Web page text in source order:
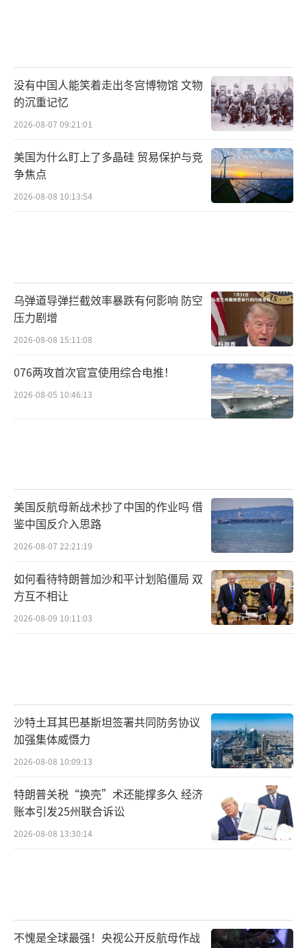
中国官方对斯塔默的整个亚洲之行表现出
冷静观察、聚焦自身的态度。外交部发言人对
于斯塔默访日的提问回应克制和平和，表
示“中国希望国与国之间发展关系，应有利于
地区的和平、稳定与发展”。这种回应方式体
现了中国对国际关系复杂性的充分认知及其自
身发展路径的定力。
战略支点和经济机会。斯塔默推动与中国关系
的缓和与务实合作，很大程度上是出于对冲国
际风险、提振英国经济的现实需求。这是一种
基于国家利益的理性选择，而非意识形态的突
然转变。
中国国际问题研究院的亚太研究所学者认
许多国家都在试图进行一种“平衡术”，在经
济上希望从中国获得实在的好处，在政治上则
向传统的安全盟友靠拢，试图两头得益。这种
策略本身充满内在矛盾，其可持续性取决于多
方博弈的动态变化。
在斯塔默访问期间，中方领导人在与他会
谈时再次阐述了中方一贯的立场：各国制定对
方欢迎一切基于相互尊重、平等互利的务实合
作。
北京外国语大学的一位国际关系教授指
出，中英双方在此次访问中实际上达成了一种
务实的默契，即暂时搁置一些最复杂、最敏感
的地缘政治分歧，优先推动那些对两国人民和
国牛肉可能重返中国市场等具体进展，就是这
没有中国人能笑着走出冬宫博物馆 文物
的沉重记忆
2026-08-07 09:21:01
美国为什么盯上了多晶硅 贸易保护与竞
争焦点
2026-08-08 10:13:54
乌弹道导弹拦截效率暴跌有何影响 防空
压力剧增
2026-08-08 15:11:08
076两攻首次官宣使用综合电推！
2026-08-05 10:46:13
美国反航母新战术抄了中国的作业吗 借
鉴中国反介入思路
2026-08-07 22:21:19
如何看待特朗普加沙和平计划陷僵局 双
方互不相让
2026-08-09 10:11:03
沙特土耳其巴基斯坦签署共同防务协议
加强集体威慑力
2026-08-08 10:09:13
特朗普关税“换壳”术还能撑多久 经济
账本引发25州联合诉讼
2026-08-08 13:30:14
不愧是全球最强！央视公开反航母作战